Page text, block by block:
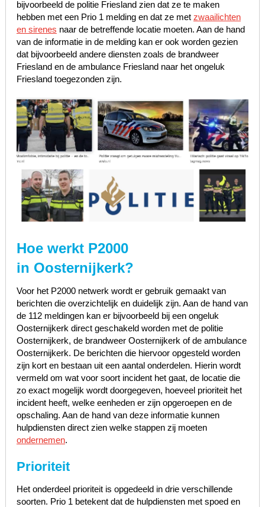
bijvoorbeeld de politie Friesland zien dat ze te maken
hebben met een Prio 1 melding en dat ze met zwaailichten
en sirenes naar de betreffende locatie moeten. Aan de hand
van de informatie in de melding kan er ook worden gezien
dat bijvoorbeeld andere diensten zoals de brandweer
Friesland en de ambulance Friesland naar het ongeluk
Friesland toegezonden zijn.
Hoe werkt P2000
in Oosternijkerk?
Voor het P2000 netwerk wordt er gebruik gemaakt van
berichten die overzichtelijk en duidelijk zijn. Aan de hand van
de 112 meldingen kan er bijvoorbeeld bij een ongeluk
Oosternijkerk direct geschakeld worden met de politie
Oosternijkerk, de brandweer Oosternijkerk of de ambulance
Oosternijkerk. De berichten die hiervoor opgesteld worden
zijn kort en bestaan uit een aantal onderdelen. Hierin wordt
vermeld om wat voor soort incident het gaat, de locatie die
zo exact mogelijk wordt doorgegeven, hoeveel prioriteit het
incident heeft, welke eenheden er zijn opgeroepen en de
opschaling. Aan de hand van deze informatie kunnen
hulpdiensten direct zien welke stappen zij moeten
ondernemen.
Prioriteit
Het onderdeel prioriteit is opgedeeld in drie verschillende
soorten. Prio 1 betekent dat de hulpdiensten met spoed en